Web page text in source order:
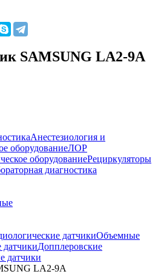
SAMSUNG LA2-9A
Анестезиология и
оборудованиеЛОР
оборудованиеРециркуляторы
диагностика
датчикиОбъемные
Допплеровские
датчики
LA2-9A